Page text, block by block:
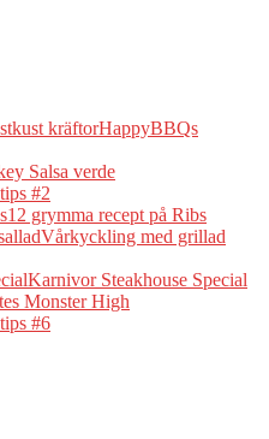
HappyBBQs
Salsa verde
#2
12 grymma recept på Ribs
Vårkyckling med grillad
Karnivor Steakhouse Special
Monster High
#6